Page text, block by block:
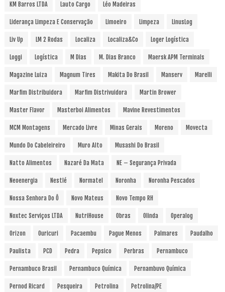
KM Barros LTDA Lauto Cargo Léo Madeiras
Liderança Limpeza E Conservação Limoeiro Limpeza LinusLog
Liv Up LM 2 Rodas Localiza Localiza&Co Loger Logística
Loggi Logística M Dias M. Dias Branco Maersk APM Terminals
Magazine Luiza Magnum Tires Makita Do Brasil Manserv Marelli
Marfim Distribuidora Marfim Distrivuidora Martin Brower
Master Flavor Masterboi Alimentos Mavine Revestimentos
MCM Montagens Mercado Livre Minas Gerais Moreno Movecta
Mundo Do Cabeleireiro Muro Alto Musashi Do Brasil
Natto Alimentos Nazaré Da Mata NE – Segurança Privada
Neoenergia Nestlé Normatel Noronha Noronha Pescados
Nossa Senhora Do Ô Novo Mateus Novo Tempo RH
Noxtec Serviços LTDA NutriHouse Obras Olinda Operalog
Orizon Ouricuri Pacaembu Pague Menos Palmares Paudalho
Paulista PCD Pedra Pepsico Perbras Pernambuco
Pernambuco Brasil Pernambuco Química Pernambuvo Química
Pernod Ricard Pesqueira Petrolina Petrolina/PE